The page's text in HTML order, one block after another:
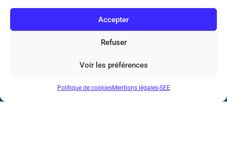
Accepter
Refuser
Voir les préférences
Politique de cookiesMentions légales-SEE
17 rue de l’Amiral Hamelin
Métro : « Boissière » Ligne 6 et « Iéna » Ligne 9
Téléphone : (+33) 1 56 90 37 17
N° de SIREN : 785 393 232, Code APE : 9412Z TVA intra-